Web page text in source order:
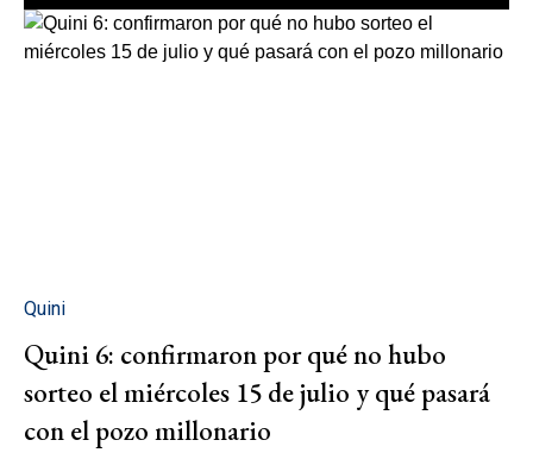
Quini
Quini 6: confirmaron por qué no hubo
sorteo el miércoles 15 de julio y qué pasará
con el pozo millonario